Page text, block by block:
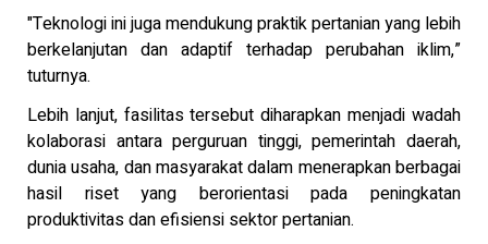
"Teknologi ini juga mendukung praktik pertanian yang lebih
berkelanjutan dan adaptif terhadap perubahan iklim,”
tuturnya.
Lebih lanjut, fasilitas tersebut diharapkan menjadi wadah
kolaborasi antara perguruan tinggi, pemerintah daerah,
dunia usaha, dan masyarakat dalam menerapkan berbagai
hasil riset yang berorientasi pada peningkatan
produktivitas dan efisiensi sektor pertanian.